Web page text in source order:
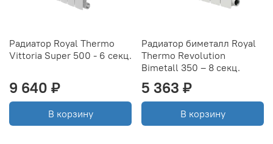
Радиатор Royal Thermo
Vittoria Super 500 - 6 секц.
9 640 ₽
В корзину
Радиатор биметалл Royal
Thermo Revolution
Bimetall 350 – 8 секц.
5 363 ₽
В корзину